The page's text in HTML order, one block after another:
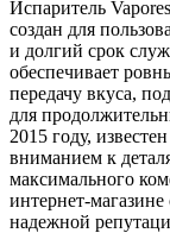
Испаритель
создан для
и долгий срок
обеспечивает
передачу вкуса,
для
2015 году,
вниманием к
максимального
интернет-
надежной